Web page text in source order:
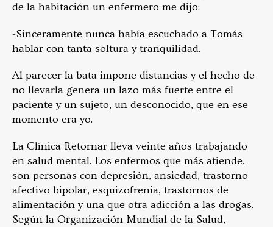
de la habitación un enfermero me dijo:
-Sinceramente nunca había escuchado a Tomás
hablar con tanta soltura y tranquilidad.
Al parecer la bata impone distancias y el hecho de
no llevarla genera un lazo más fuerte entre el
paciente y un sujeto, un desconocido, que en ese
momento era yo.
La Clínica Retornar lleva veinte años trabajando
en salud mental. Los enfermos que más atiende,
son personas con depresión, ansiedad, trastorno
afectivo bipolar, esquizofrenia, trastornos de
alimentación y una que otra adicción a las drogas.
Según la Organización Mundial de la Salud,